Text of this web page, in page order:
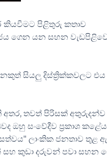
කියවීමට පිළිතුරු කතාව
ගෙන යන සහන
සියලු දිස්ත්‍රික්කවලට එය
අතර, තවත් පිරිසක් අතුරුදන්ව
සංවේදීව ප්‍රකාශ
ලාංකික ජනතාව තුළ
සහ කුඩා දරුවන් පවා සහන